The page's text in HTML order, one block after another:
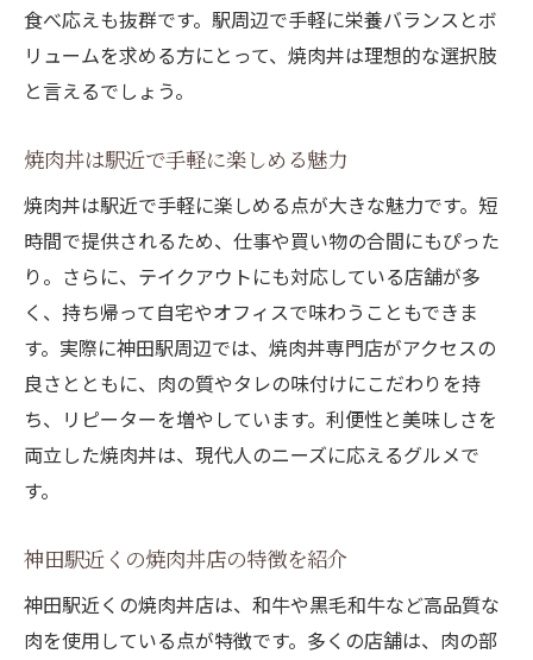
食べ応えも抜群です。駅周辺で手軽に栄養バランスとボ
リュームを求める方にとって、焼肉丼は理想的な選択肢
と言えるでしょう。
焼肉丼は駅近で手軽に楽しめる魅力
焼肉丼は駅近で手軽に楽しめる点が大きな魅力です。短
時間で提供されるため、仕事や買い物の合間にもぴった
り。さらに、テイクアウトにも対応している店舗が多
く、持ち帰って自宅やオフィスで味わうこともできま
す。実際に神田駅周辺では、焼肉丼専門店がアクセスの
良さとともに、肉の質やタレの味付けにこだわりを持
ち、リピーターを増やしています。利便性と美味しさを
両立した焼肉丼は、現代人のニーズに応えるグルメで
す。
神田駅近くの焼肉丼店の特徴を紹介
神田駅近くの焼肉丼店は、和牛や黒毛和牛など高品質な
肉を使用している点が特徴です。多くの店舗は、肉の部